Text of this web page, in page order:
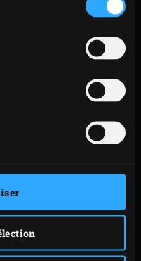
le mélange sauce
de l’EGG et laissez
jusqu’à ce qu’elles
et de cerfeuil, ajoutez
herbes.
pouvez aussi servir des
en accompagnement